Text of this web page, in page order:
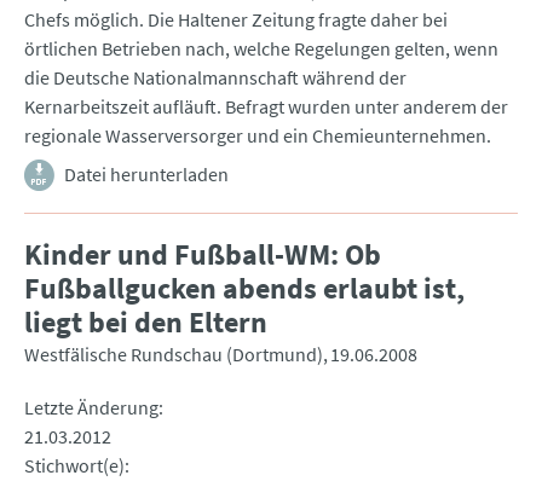
Chefs möglich. Die Haltener Zeitung fragte daher bei
örtlichen Betrieben nach, welche Regelungen gelten, wenn
die Deutsche Nationalmannschaft während der
Kernarbeitszeit aufläuft. Befragt wurden unter anderem der
regionale Wasserversorger und ein Chemieunternehmen.
Datei herunterladen
Kinder und Fußball-WM: Ob
Fußballgucken abends erlaubt ist,
liegt bei den Eltern
Westfälische Rundschau (Dortmund) 19.06.2008
Letzte Änderung
21.03.2012
Stichwort(e)